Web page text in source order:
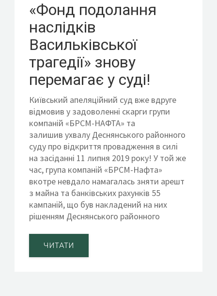
«Фонд подолання
наслідків
Васильківської
трагедії» знову
перемагає у суді!
Київський апеляційний суд вже вдруге
відмовив у задоволенні скарги групи
компаній «БРСМ-НАФТА» та
залишив ухвалу Деснянського районного
суду про відкриття провадження в силі
на засіданні 11 липня 2019 року! У той же
час, група компаній «БРСМ-Нафта»
вкотре невдало намагалась зняти арешт
з майна та банківських рахунків 55
кампаній, що був накладений на них
рішенням Деснянського районного
ЧИТАТИ